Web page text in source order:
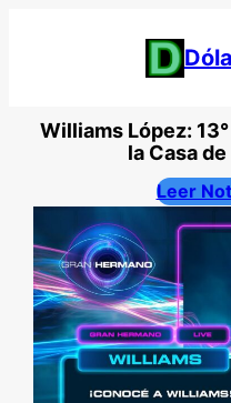
Williams López:
la Casa
Leer